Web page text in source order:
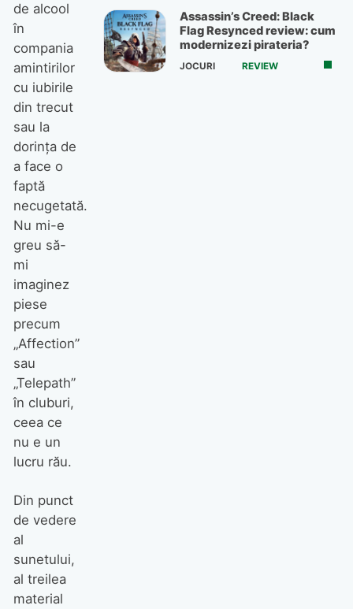
de alcool
în
compania
amintirilor
cu iubirile
din trecut
sau la
dorinţa de
a face o
faptă
necugetată.
Nu mi-e
greu să-
mi
imaginez
piese
precum
„Affection”
sau
„Telepath”
în cluburi,
ceea ce
nu e un
lucru rău.
Din punct
de vedere
al
sunetului,
al treilea
material
Assassin’s Creed: Black
Flag Resynced review: cum
modernizezi pirateria?
JOCURI REVIEW